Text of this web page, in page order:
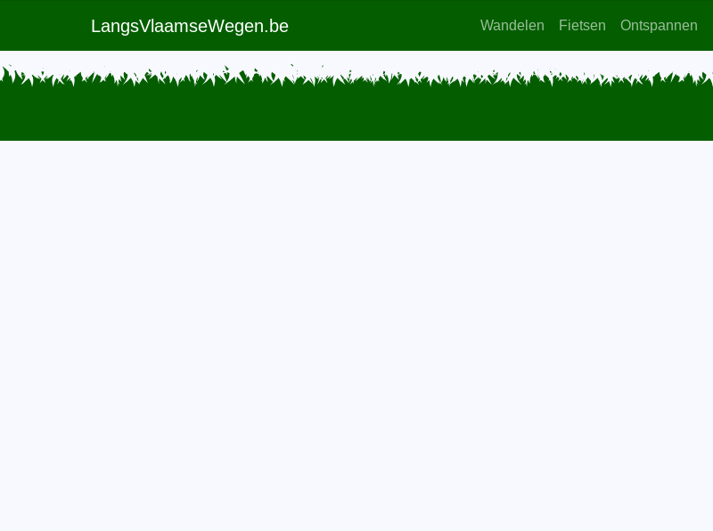
LangsVlaamseWegen.be Wandelen Fietsen Ontspannen